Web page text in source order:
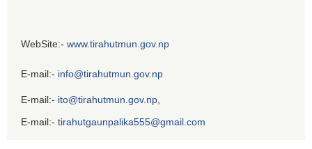
WebSite:- www.tirahutmun.gov.np
E-mail:- info@tirahutmun.gov.np
E-mail:- ito@tirahutmun.gov.np
E-mail:- tirahutgaunpalika555@gmail.com